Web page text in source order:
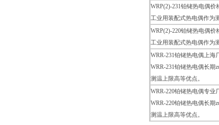
WRP(2)-231铂铑热电偶价
工业用装配式热电偶作为
WRP(2)-220铂铑热电偶价
工业用装配式热电偶作为
WRR-231铂铑热电偶上海
WRR-231铂铑热电偶长
测温上限高等优点。
WRR-220铂铑热电偶专业
WRR-220铂铑热电偶长
测温上限高等优点。